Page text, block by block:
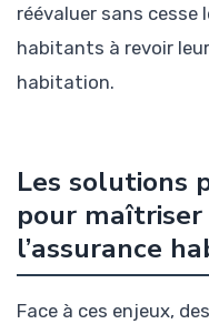
réévaluer sans
habitants à revoir
habitation.
Les solutions
pour
l’assurance
Face à ces enjeux,